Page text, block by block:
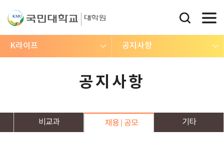
K라이프 공지사항
공지사항
비교과 채용 공모 기타